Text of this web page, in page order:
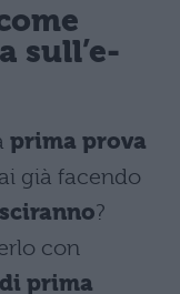
sull’e-
prima prova
già facendo
?
con
prima